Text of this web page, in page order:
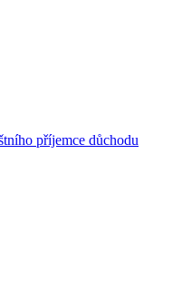
příjemce důchodu